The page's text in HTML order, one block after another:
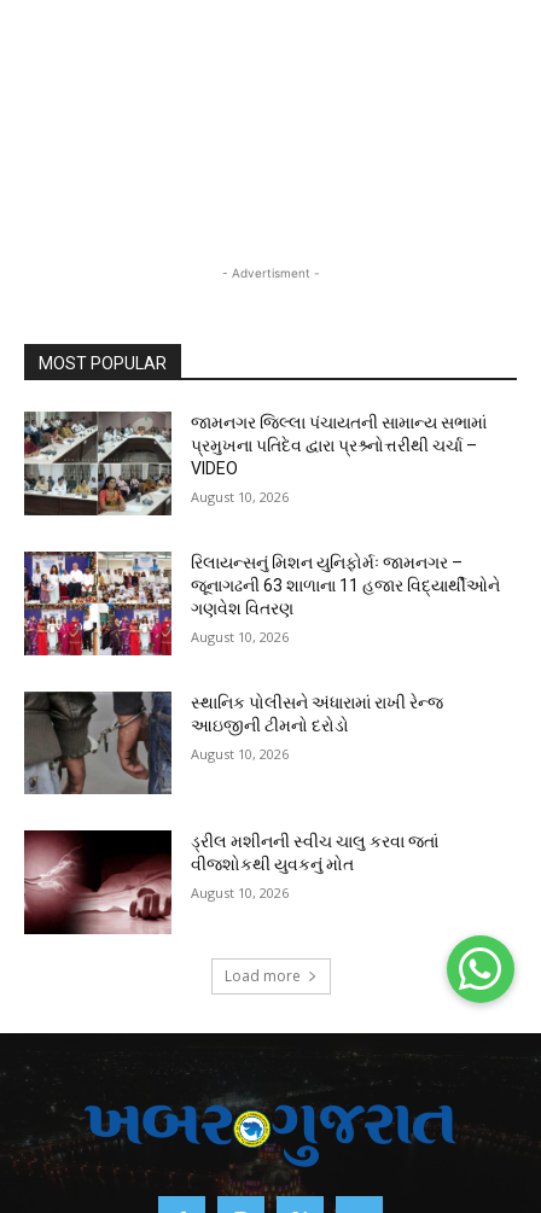
- Advertisment -
MOST POPULAR
જામનગર જિલ્લા પંચાયતની સામાન્ય સભામાં
પ્રમુખના પતિદેવ દ્વારા પ્રશ્ર્નોત્તરીથી ચર્ચા –
VIDEO
August 10, 2026
રિલાયન્સનું મિશન યુનિફોર્મઃ જામનગર –
જૂનાગઢની 63 શાળાના 11 હજાર વિદ્યાર્થીઓને
ગણવેશ વિતરણ
August 10, 2026
સ્થાનિક પોલીસને અંધારામાં રાખી રેન્જ
આઇજીની ટીમનો દરોડો
August 10, 2026
ડ્રીલ મશીનની સ્વીચ ચાલુ કરવા જતાં
વીજશોકથી યુવકનું મોત
August 10, 2026
Load more